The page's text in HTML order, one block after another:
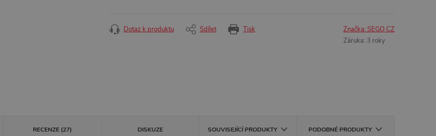
Tisk
Dotaz k produktu Sdílet Značka: SEGO CZ
Záruka: 3 roky
RECENZE (27) DISKUZE SOUVISEJÍCÍ PRODUKTY PODOBNÉ PRODUKTY